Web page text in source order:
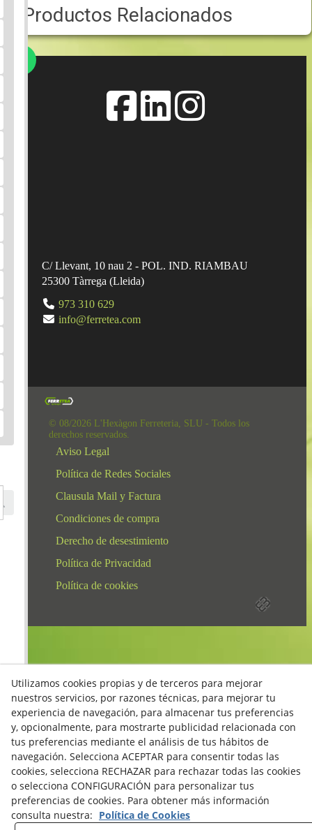
Productos Relacionados
C/ Llevant, 10 nau 2 - POL. IND. RIAMBAU
25300 Tàrrega (Lleida)
973 310 629
info@ferretea.com
© 08/2026 L'Hexàgon Ferreteria, SLU - Todos los
derechos reservados.
Aviso Legal
Política de Redes Sociales
Clausula Mail y Factura
Condiciones de compra
Derecho de desestimiento
Política de Privacidad
Política de cookies
Utilizamos cookies propias y de terceros para mejorar
nuestros servicios, por razones técnicas, para mejorar tu
experiencia de navegación, para almacenar tus preferencias
y, opcionalmente, para mostrarte publicidad relacionada con
tus preferencias mediante el análisis de tus hábitos de
navegación. Selecciona ACEPTAR para consentir todas las
cookies, selecciona RECHAZAR para rechazar todas las cookies
o selecciona CONFIGURACIÓN para personalizar tus
preferencias de cookies. Para obtener más información
consulta nuestra: Política de Cookies